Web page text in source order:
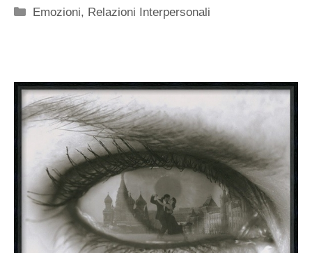
Categorie
Emozioni, Relazioni Interpersonali